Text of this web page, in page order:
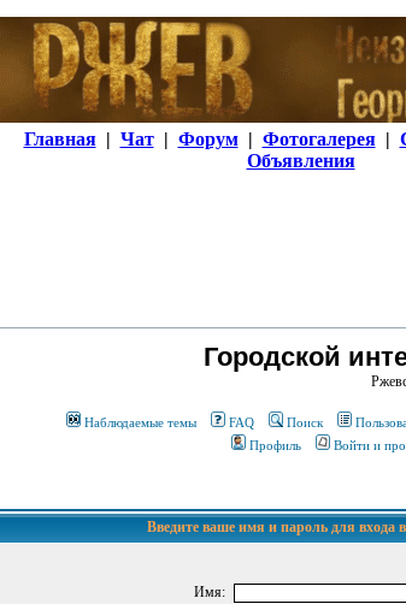
Главная | Чат | Форум | Фотогалерея |
Объявления
Городской
Наблюдаемые темы FAQ Поиск
Профиль
Войти и
Введите ваше имя и пароль для входа
Имя: